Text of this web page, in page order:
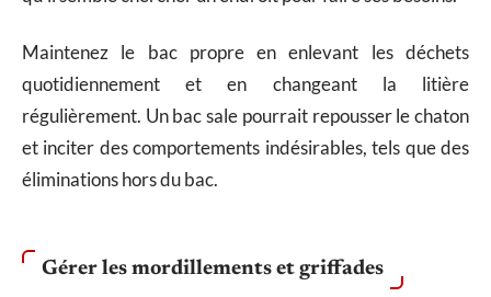
Maintenez le bac propre en enlevant les déchets
quotidiennement et en changeant la litière
régulièrement. Un bac sale pourrait repousser le chaton
et inciter des comportements indésirables, tels que des
éliminations hors du bac.
Gérer les mordillements et griffades